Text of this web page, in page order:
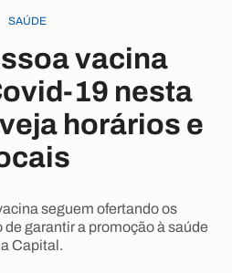
SAÚDE
vacina
19 nesta
horários e
seguem ofertando os
garantir a promoção à saúde
Capital.